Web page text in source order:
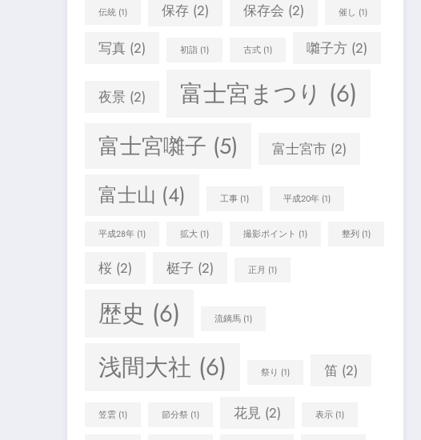
伝統 (1) 保存 (2) 保存会 (2) 催し (1)
写真 (2) 初詣 (1) 古式 (1) 囃子方 (2)
夜景 (2) 富士宮まつり (6)
富士宮囃子 (5) 富士宮市 (2)
富士山 (4) 工事 (1) 平成20年 (1)
平成28年 (1) 拡大 (1) 撮影ポイント (1) 整列 (1)
桜 (2) 梃子 (2) 正月 (1)
歴史 (6) 流鏑馬 (1)
浅間大社 (6) 祭り (1) 笛 (2)
笠雲 (1) 節分祭 (1) 花見 (2) 表示 (1)